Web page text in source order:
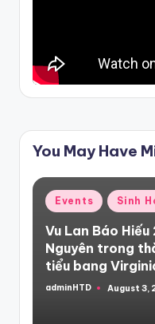
You May Have
Posted
in
Events Sinh
Vu Lan Báo
Nguyên trong
tiểu bang
Posted
adminHTD August 3,